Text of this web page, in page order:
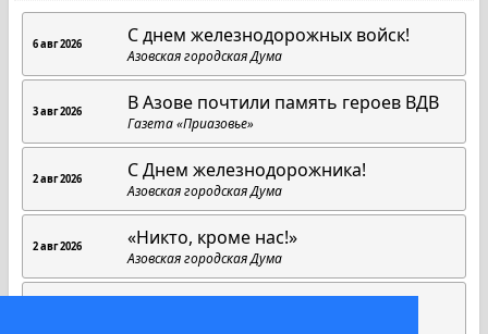
6 авг 2026 С днем железнодорожных войск!
Азовская городская Дума
3 авг 2026 В Азове почтили память героев ВДВ
Газета «Приазовье»
2 авг 2026 С Днем железнодорожника!
Азовская городская Дума
2 авг 2026 «Никто, кроме нас!»
Азовская городская Дума